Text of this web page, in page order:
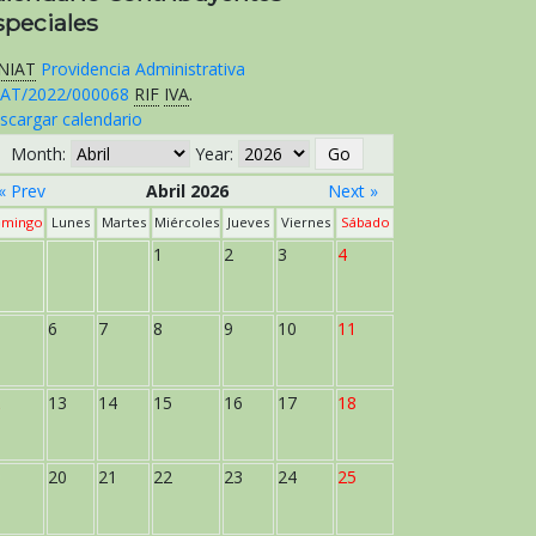
Providencia Administrativa
2022/000068 RIF IVA.
calendario
Month:
Year:
« Prev
Abril 2026 Next »
Lunes Martes Miércoles Jueves Viernes Sábado
1 2 3 4
6 7 8 9 10 11
13 14 15 16 17 18
20 21 22 23 24 25